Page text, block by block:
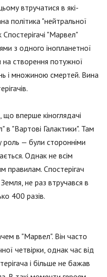
втручатися в які-
політика "нейтральної
Спостерігачі "Марвел"
з одного інопланетної
на створення потужної
і множиною смертей. Вина
вперше кіноглядачі
в "Вартові Галактики". Там
— були сторонніми
Однак не всім
правилам. Спостерігач
не раз втручався в
400 разів.
в "Марвел". Він часто
четвірки, однак час від
і більше не бажав